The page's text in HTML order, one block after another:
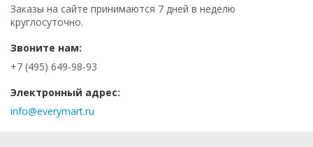
Заказы на сайте принимаются 7 дней в неделю
круглосуточно.
Звоните нам:
+7 (495) 649-98-93
Электронный адрес:
info@everymart.ru